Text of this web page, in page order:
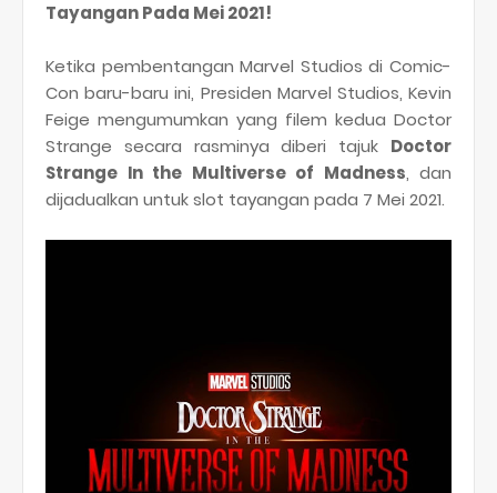
Tayangan Pada Mei 2021!
Ketika pembentangan Marvel Studios di Comic-
Con baru-baru ini, Presiden Marvel Studios, Kevin
Feige mengumumkan yang filem kedua Doctor
Strange secara rasminya diberi tajuk Doctor
Strange In the Multiverse of Madness, dan
dijadualkan untuk slot tayangan pada 7 Mei 2021.